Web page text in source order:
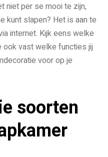
niet per se mooi te zijn,
kunt slapen? Het is aan te
internet. Kijk eens welke
ook vast welke functies jij
voor op je
soorten